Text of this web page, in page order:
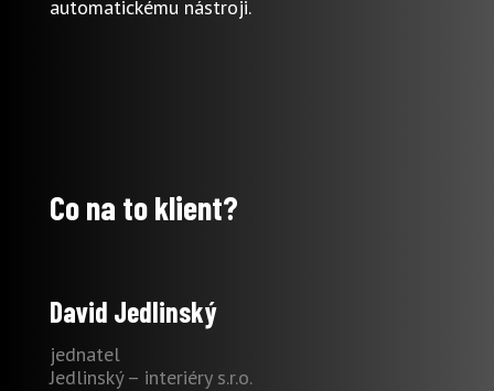
automatickému nástroji.
Co na to klient?
David Jedlinský
jednatel
Jedlinský – interiéry s.r.o.